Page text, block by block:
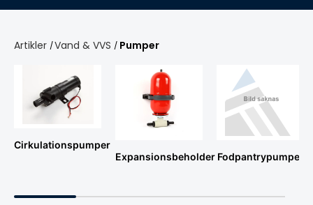
Om os Brands Tips & guider
Artikler /Vand & VVS / Pumper
Cirkulationspumper
Expansionsbeholder Fodpantrypumper